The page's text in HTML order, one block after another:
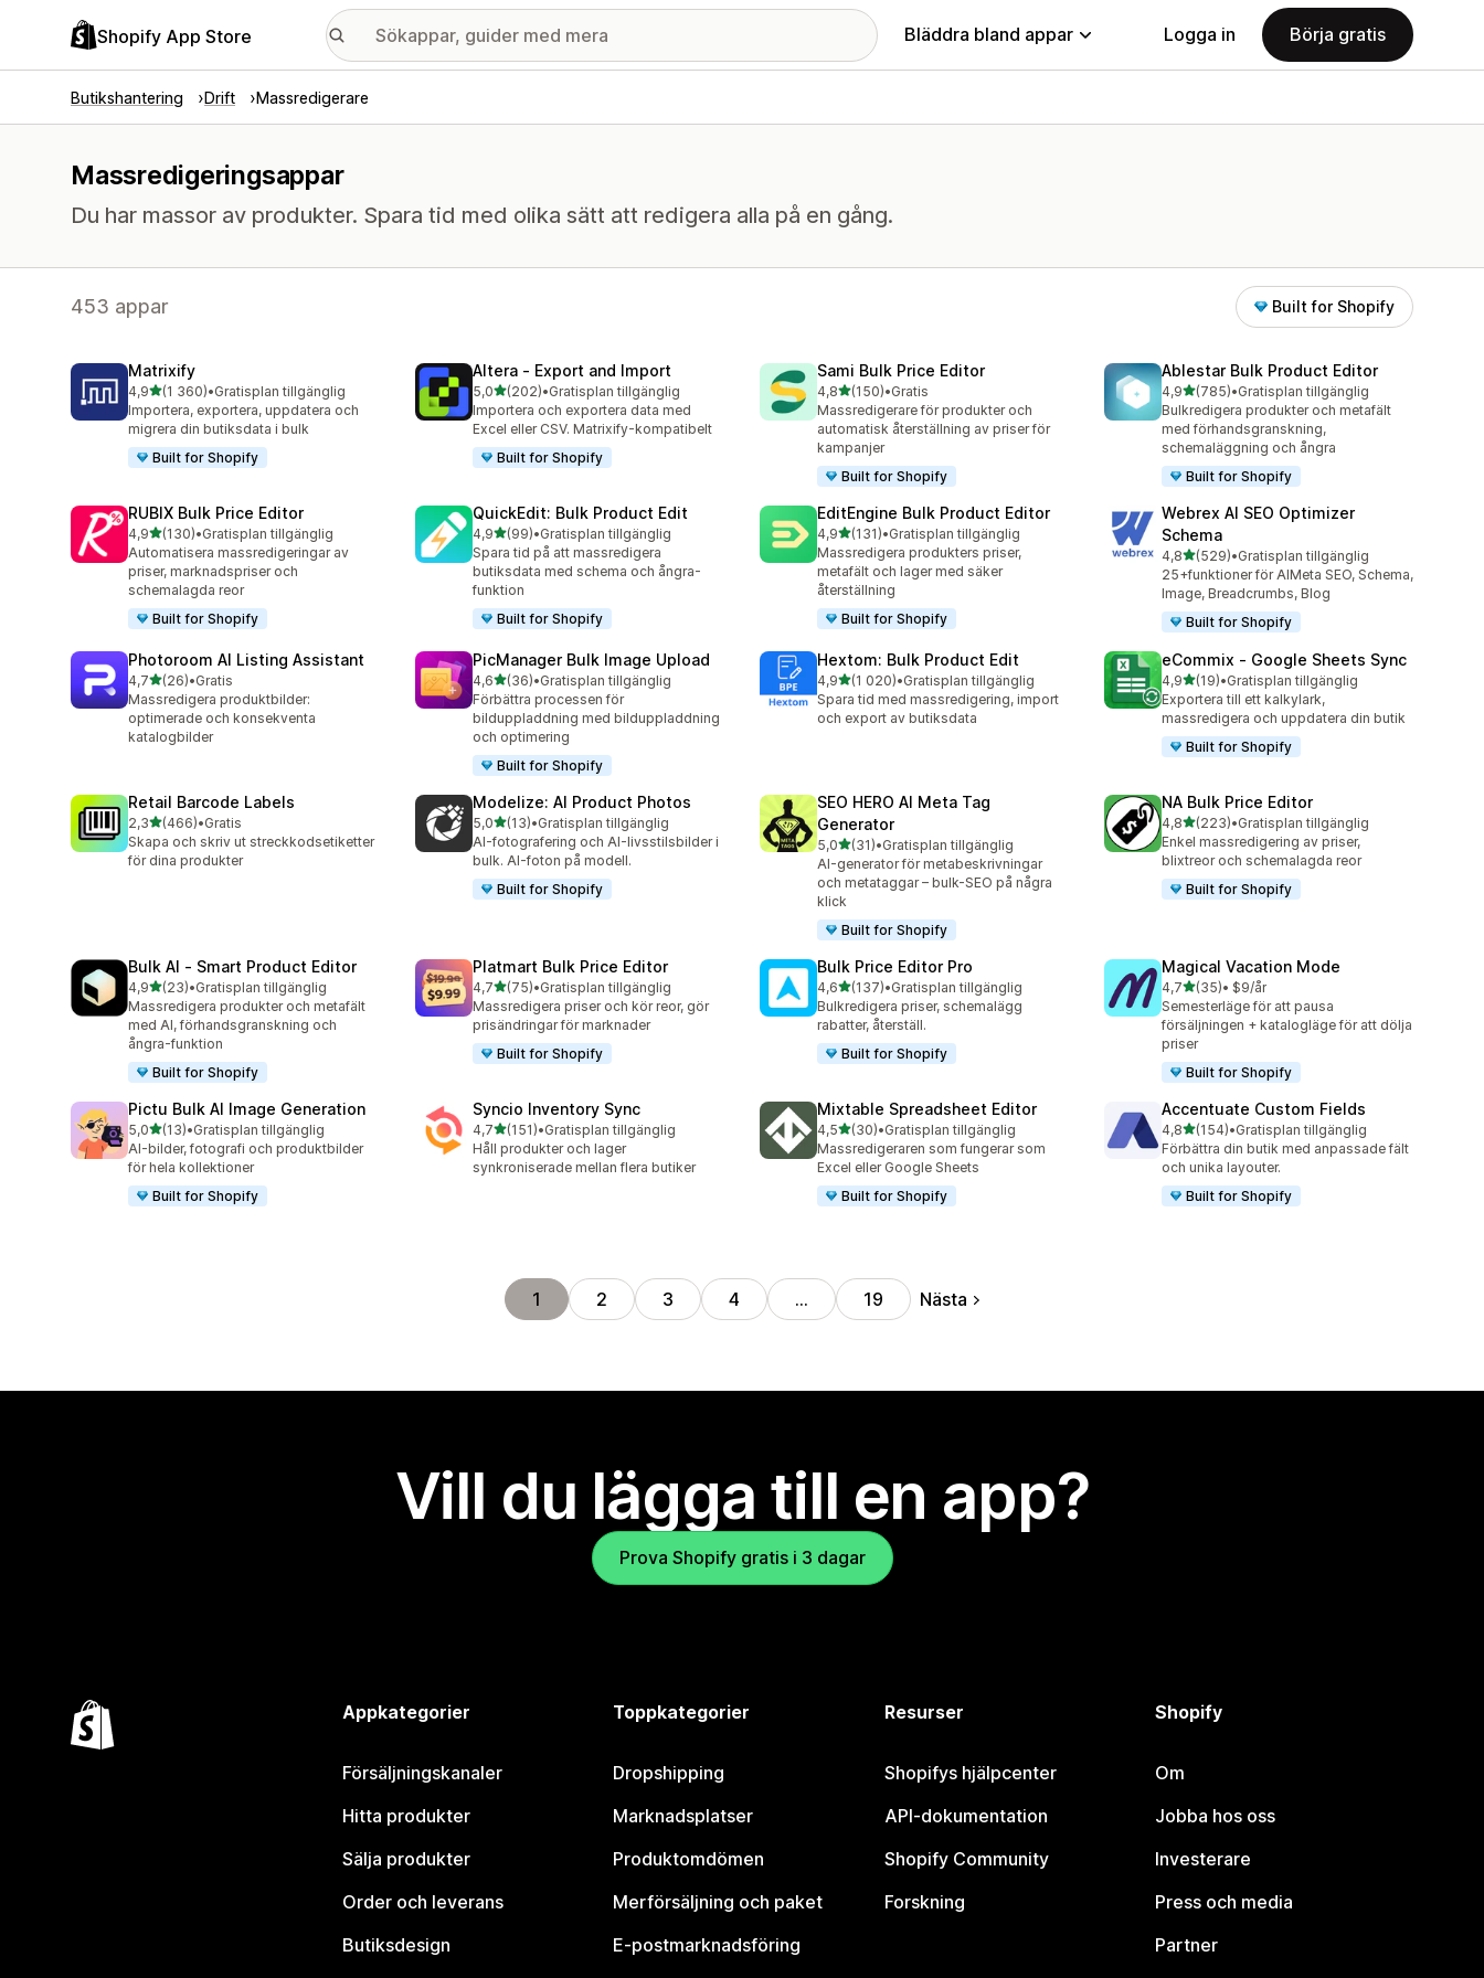
Shopify App Store Bläddra bland appar Logga in Börja gratis
Butikshantering Drift Massredigerare
Massredigeringsappar
Du har massor av produkter. Spara tid med olika sätt att redigera alla på en gång.
453 appar Built for Shopify
Matrixify
4,9av 5 stjärnor
(1 360)
1360 recensioner totalt
•Gratisplan tillgänglig
Importera, exportera, uppdatera och
migrera din butiksdata i bulk
Built for Shopify
Altera ‑ Export and Import
5,0av 5 stjärnor
(202)
202 recensioner totalt
•Gratisplan tillgänglig
Importera och exportera data med
Excel eller CSV. Matrixify-kompatibelt
Built for Shopify
Sami Bulk Price Editor
4,8av 5 stjärnor
(150)
150 recensioner totalt
•Gratis
Massredigerare för produkter och
automatisk återställning av priser för
kampanjer
Built for Shopify
Ablestar Bulk Product Editor
4,9av 5 stjärnor
(785)
785 recensioner totalt
•Gratisplan tillgänglig
Bulkredigera produkter och metafält
med förhandsgranskning,
schemaläggning och ångra
Built for Shopify
RUBIX Bulk Price Editor
4,9av 5 stjärnor
(130)
130 recensioner totalt
•Gratisplan tillgänglig
Automatisera massredigeringar av
priser, marknadspriser och
schemalagda reor
Built for Shopify
QuickEdit: Bulk Product Edit
4,9av 5 stjärnor
(99)
99 recensioner totalt
•Gratisplan tillgänglig
Spara tid på att massredigera
butiksdata med schema och ångra-
funktion
Built for Shopify
EditEngine Bulk Product Editor
4,9av 5 stjärnor
(131)
131 recensioner totalt
•Gratisplan tillgänglig
Massredigera produkters priser,
metafält och lager med säker
återställning
Built for Shopify
Webrex AI SEO Optimizer
Schema
4,8av 5 stjärnor
(529)
529 recensioner totalt
•Gratisplan tillgänglig
25+funktioner för AIMeta SEO, Schema,
Image, Breadcrumbs, Blog
Built for Shopify
Photoroom AI Listing Assistant
4,7av 5 stjärnor
(26)
26 recensioner totalt
•Gratis
Massredigera produktbilder:
optimerade och konsekventa
katalogbilder
PicManager Bulk Image Upload
4,6av 5 stjärnor
(36)
36 recensioner totalt
•Gratisplan tillgänglig
Förbättra processen för
bilduppladdning med bilduppladdning
och optimering
Built for Shopify
Hextom: Bulk Product Edit
4,9av 5 stjärnor
(1 020)
1020 recensioner totalt
•Gratisplan tillgänglig
Spara tid med massredigering, import
och export av butiksdata
eCommix ‑ Google Sheets Sync
4,9av 5 stjärnor
(19)
19 recensioner totalt
•Gratisplan tillgänglig
Exportera till ett kalkylark,
massredigera och uppdatera din butik
Built for Shopify
Retail Barcode Labels
2,3av 5 stjärnor
(466)
466 recensioner totalt
•Gratis
Skapa och skriv ut streckkodsetiketter
för dina produkter
Modelize: AI Product Photos
5,0av 5 stjärnor
(13)
13 recensioner totalt
•Gratisplan tillgänglig
AI-fotografering och AI-livsstilsbilder i
bulk. AI-foton på modell.
Built for Shopify
SEO HERO AI Meta Tag
Generator
5,0av 5 stjärnor
(31)
31 recensioner totalt
•Gratisplan tillgänglig
AI-generator för metabeskrivningar
och metataggar – bulk-SEO på några
klick
Built for Shopify
NA Bulk Price Editor
4,8av 5 stjärnor
(223)
223 recensioner totalt
•Gratisplan tillgänglig
Enkel massredigering av priser,
blixtreor och schemalagda reor
Built for Shopify
Bulk AI ‑ Smart Product Editor
4,9av 5 stjärnor
(23)
23 recensioner totalt
•Gratisplan tillgänglig
Massredigera produkter och metafält
med AI, förhandsgranskning och
ångra-funktion
Built for Shopify
Platmart Bulk Price Editor
4,7av 5 stjärnor
(75)
75 recensioner totalt
•Gratisplan tillgänglig
Massredigera priser och kör reor, gör
prisändringar för marknader
Built for Shopify
Bulk Price Editor Pro
4,6av 5 stjärnor
(137)
137 recensioner totalt
•Gratisplan tillgänglig
Bulkredigera priser, schemalägg
rabatter, återställ.
Built for Shopify
Magical Vacation Mode
4,7av 5 stjärnor
(35)
35 recensioner totalt
• $9/år
Semesterläge för att pausa
försäljningen + katalogläge för att dölja
priser
Built for Shopify
Pictu Bulk AI Image Generation
5,0av 5 stjärnor
(13)
13 recensioner totalt
•Gratisplan tillgänglig
AI-bilder, fotografi och produktbilder
för hela kollektioner
Built for Shopify
Syncio Inventory Sync
4,7av 5 stjärnor
(151)
151 recensioner totalt
•Gratisplan tillgänglig
Håll produkter och lager
synkroniserade mellan flera butiker
Mixtable Spreadsheet Editor
4,5av 5 stjärnor
(30)
30 recensioner totalt
•Gratisplan tillgänglig
Massredigeraren som fungerar som
Excel eller Google Sheets
Built for Shopify
Accentuate Custom Fields
4,8av 5 stjärnor
(154)
154 recensioner totalt
•Gratisplan tillgänglig
Förbättra din butik med anpassade fält
och unika layouter.
Built for Shopify
1 2 3 4 … 19 Nästa
Vill du lägga till en app?
Prova Shopify gratis i 3 dagar
Appkategorier
Försäljningskanaler
Hitta produkter
Sälja produkter
Order och leverans
Butiksdesign
Toppkategorier
Dropshipping
Marknadsplatser
Produktomdömen
Merförsäljning och paket
E-postmarknadsföring
Resurser
Shopifys hjälpcenter
API-dokumentation
Shopify Community
Forskning
Shopify
Om
Jobba hos oss
Investerare
Press och media
Partner